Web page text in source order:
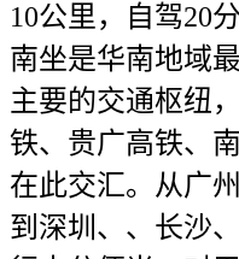
10公里，自驾20
南坐是华南地域
主要的交通枢纽
铁、贵广高铁、
在此交汇。从广
到深圳、、长沙